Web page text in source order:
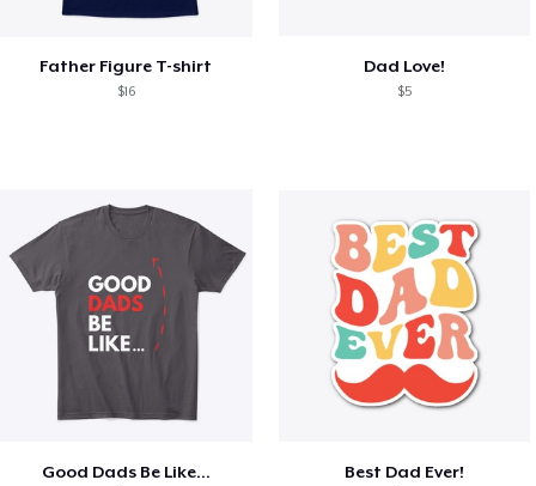
Father Figure T-shirt
$16
Dad Love!
$5
Good Dads Be Like... Best Dad Ever!